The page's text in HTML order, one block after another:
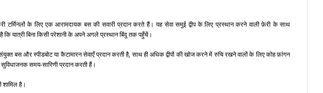
टर्मिनलों के लिए एक आरामदायक बस की सवारी प्रदान करते हैं। यह सेवा समुई द्वीप के लिए प्रस्थान करने वाली फ़ेरी के साथ
कि यात्री बिना किसी परेशानी के अपने अगले प्रस्थान बिंदु तक पहुँचें।
बस और स्पीडबोट या कैटामारन सेवाएँ प्रदान करती है, साथ ही अधिक द्वीपों की खोज करने में रुचि रखने वालों के लिए कोह फ़ांगन
समय-सारिणी प्रदान करती हैं।
है।